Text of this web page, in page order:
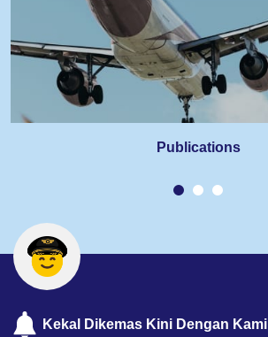
Publications
Kekal Dikemas Kini Dengan Kami